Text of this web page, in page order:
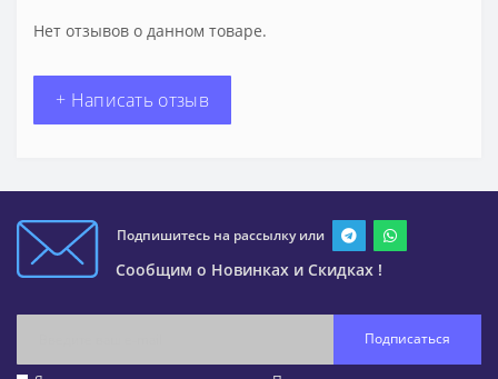
Нет отзывов о данном товаре.
+ Написать отзыв
Подпишитесь на рассылку или
Сообщим о Новинках и Скидках !
Подписаться